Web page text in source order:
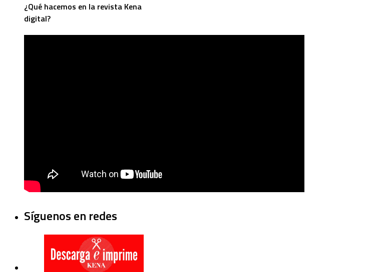
¿Qué hacemos en la revista Kena
digital?
Síguenos en redes